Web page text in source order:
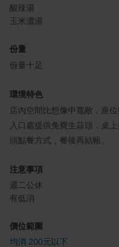
酸辣湯
玉米濃湯
份量
份量十足
環境特色
店內空間比想像中寬敞，座
入口處提供免費生蒜頭，桌
頭點餐方式，餐後再結帳。
注意事項
週二公休
有低消
價位範圍
均消 200元以下